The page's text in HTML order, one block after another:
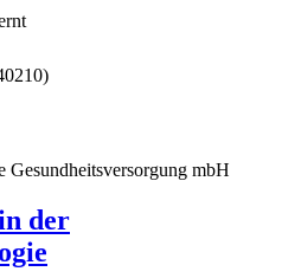
)
Gesundheitsversorgung mbH
der